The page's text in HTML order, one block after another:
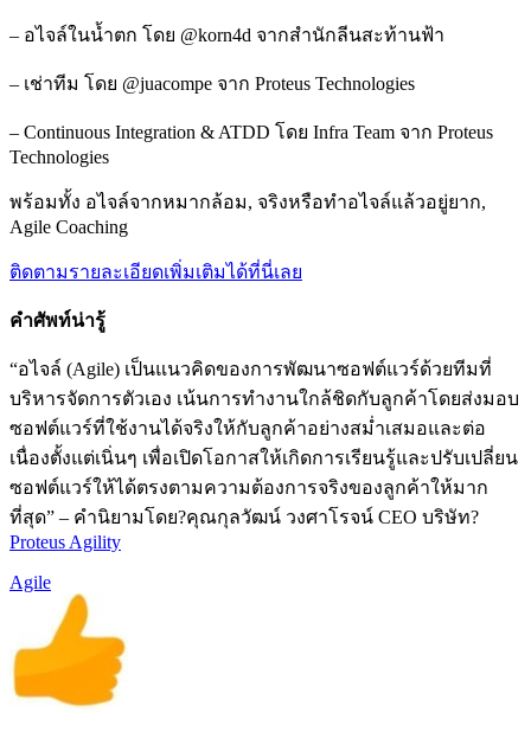
– อไจล์ในน้ำตก โดย @korn4d จากสำนักลีนสะท้านฟ้า
– เช่าทีม โดย @juacompe จาก Proteus Technologies
– Continuous Integration & ATDD โดย Infra Team จาก Proteus
Technologies
พร้อมทั้ง อไจล์จากหมากล้อม, จริงหรือทำอไจล์แล้วอยู่ยาก,
Agile Coaching
ติดตามรายละเอียดเพิ่มเติมได้ที่นี่เลย
คำศัพท์น่ารู้
“อไจล์ (Agile) เป็นแนวคิดของการพัฒนาซอฟต์แวร์ด้วยทีมที่
บริหารจัดการตัวเอง เน้นการทำงานใกล้ชิดกับลูกค้าโดยส่งมอบ
ซอฟต์แวร์ที่ใช้งานได้จริงให้กับลูกค้าอย่างสม่ำเสมอและต่อ
เนื่องตั้งแต่เนิ่นๆ เพื่อเปิดโอกาสให้เกิดการเรียนรู้และปรับเปลี่ยน
ซอฟต์แวร์ให้ได้ตรงตามความต้องการจริงของลูกค้าให้มาก
ที่สุด” – คำนิยามโดย?คุณกุลวัฒน์ วงศาโรจน์ CEO บริษัท?
Proteus Agility
Agile